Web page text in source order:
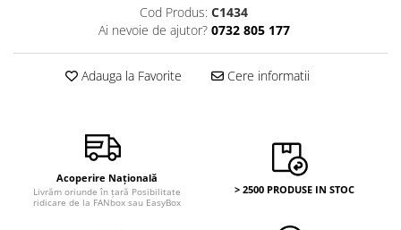
Monede Australia si Oceania
Monede Europa
Bancnote Australia si Oceania
Bancnote Europa
Gradate PMG
Cod Produs: C1434
Ai nevoie de ajutor? 0732 805 177
Adauga la Favorite Cere informatii
Acoperire Națională
Livrăm oriunde în țară Posibilitate
ridicare de la FANbox sau EasyBox
> 2500 PRODUSE IN STOC